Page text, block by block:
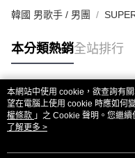
韓國 男歌手 / 男團
本分類熱銷全站排行
熱門標籤
本網站中使用 cookie，欲查詢有
望在電腦上使用 cookie 時應如何
權條款 」之 Cookie 聲明。您繼
用條款之 Cookie 聲明使用 cookie。
了解更多 >